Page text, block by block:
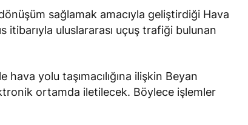
sağlamak amacıyla geliştirdiği Hava
itibarıyla uluslararası uçuş trafiği bulunan
hava yolu taşımacılığına ilişkin Beyan
ortamda iletilecek. Böylece işlemler